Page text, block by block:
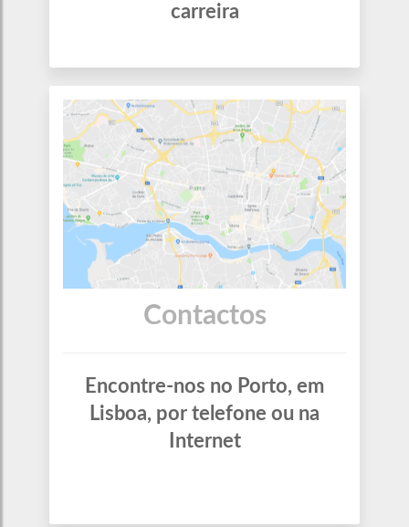
carreira
Contactos
Encontre-nos no Porto, em
Lisboa, por telefone ou na
Internet